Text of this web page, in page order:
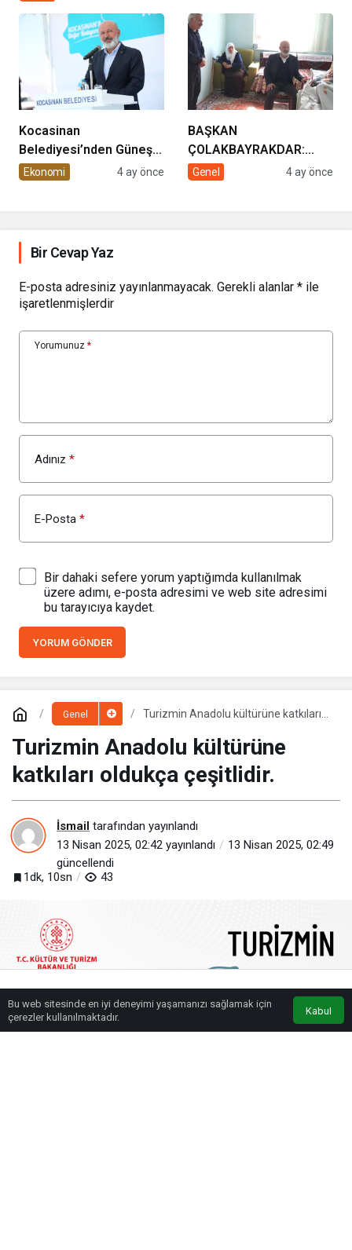
geliyor!
Kocasinan
Belediyesi’nden Güneş
Enerjisi Hamlesi
Ekonomi 4 ay önce
BAŞKAN
ÇOLAKBAYRAKDAR:
“EVDE SAĞLIK
Genel 4 ay önce
Bir Cevap Yaz
E-posta adresiniz yayınlanmayacak. Gerekli alanlar * ile
işaretlenmişlerdir
Yorumunuz *
Adınız *
E-Posta *
Bir dahaki sefere yorum yaptığımda kullanılmak
üzere adımı, e-posta adresimi ve web site adresimi
bu tarayıcıya kaydet.
YORUM GÖNDER
Genel
Turizmin Anadolu kültürüne katkıları
Turizmin Anadolu kültürüne
katkıları oldukça çeşitlidir.
İsmail tarafından yayınlandı
13 Nisan 2025, 02:42 yayınlandı
13 Nisan 2025, 02:49
güncellendi
1dk, 10sn
43
Bu web sitesinde en iyi deneyimi yaşamanızı sağlamak için
çerezler kullanılmaktadır.
Kabul
Anasayfa Akış Eczaneler Trafik